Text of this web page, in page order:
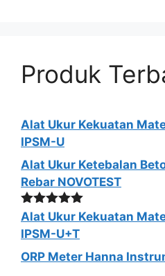
Produk
Alat Ukur Kekuatan
IPSM-U
Alat Ukur Ketebalan
Rebar NOVOTEST
Dinilai5.00
dari 5
Alat Ukur Kekuatan
IPSM-U+T
ORP Meter Hanna